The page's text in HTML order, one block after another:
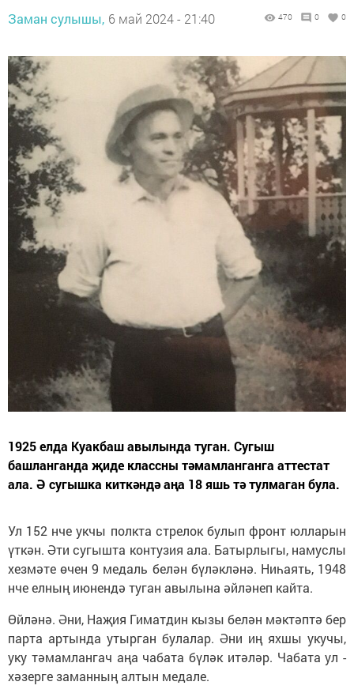
Заман сулышы, 6 май 2024 - 21:40 470 0 0
1925 елда Куакбаш авылында туган. Сугыш
башланганда җиде классны тәмамланганга аттестат
ала. Ә сугышка киткәндә аңа 18 яшь тә тулмаган була.
Ул 152 нче укчы полкта стрелок булып фронт юлларын
үткән. Әти сугышта контузия ала. Батырлыгы, намуслы
хезмәте өчен 9 медаль белән бүләкләнә. Ниһаять, 1948
нче елның июнендә туган авылына әйләнеп кайта.
Өйләнә. Әни, Наҗия Гиматдин кызы белән мәктәптә бер
парта артында утырган булалар. Әни иң яхшы укучы,
уку тәмамлангач аңа чабата бүләк итәләр. Чабата ул -
хәзерге заманның алтын медале.